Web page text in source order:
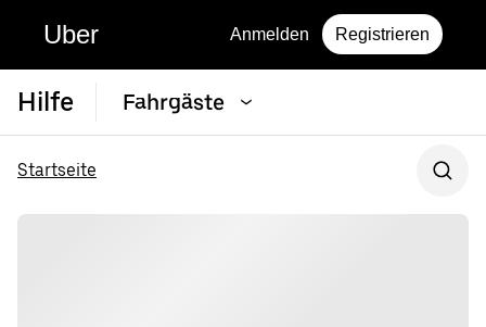
Uber Anmelden Registrieren
Hilfe Fahrgäste
Startseite